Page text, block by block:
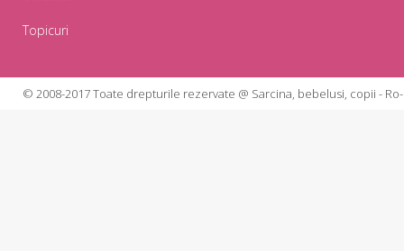
Topicuri
© 2008-2017 Toate drepturile rezervate @ Sarcina, bebelusi, copii -